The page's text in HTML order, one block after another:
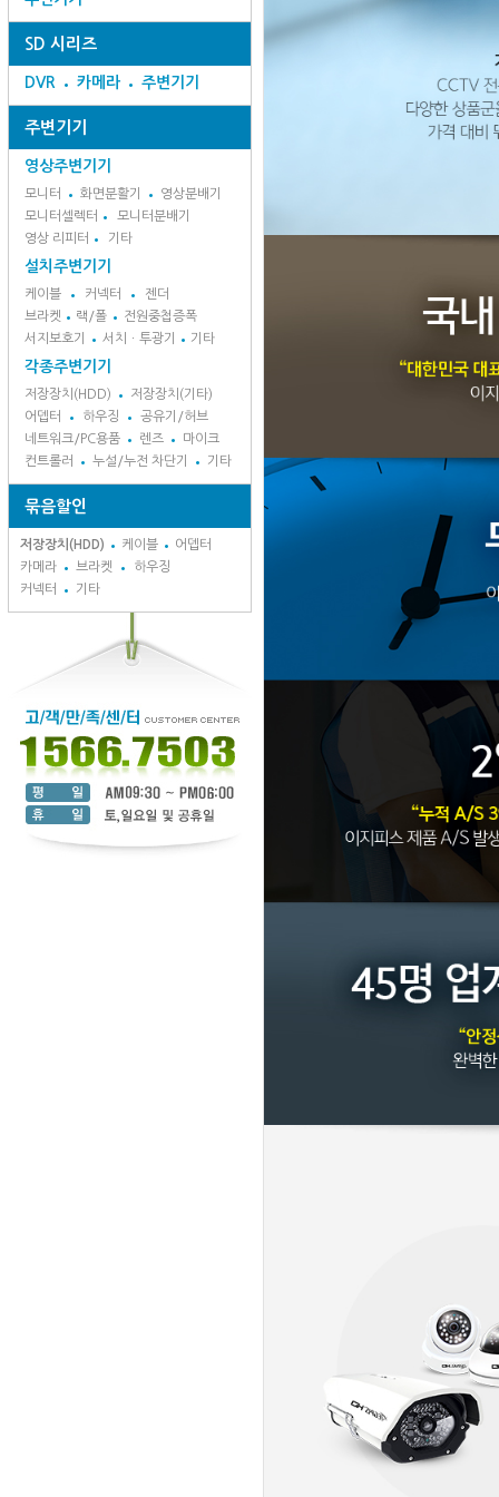
SD 시리즈
DVR 카메라 주변기기
주변기기
영상주변기기
모니터 화면분활기
영상분배기
모니터셀렉터
모니터분배기
영상 리피터
기타
설치주변기기
케이블 커넥터
젠더
브라켓
랙/폴
전원중첩증폭
서지보호기
서치ㆍ투광기 기타
각종주변기기
저장장치(HDD)
저장장치(기타)
어뎁터
하우징
공유기/허브
네트워크/PC용품
렌즈
마이크
컨트롤러
누설/누전 차단기 기타
묶음할인
저장장치(HDD) 케이블
어뎁터
카메라
브라켓
하우징
커넥터
기타